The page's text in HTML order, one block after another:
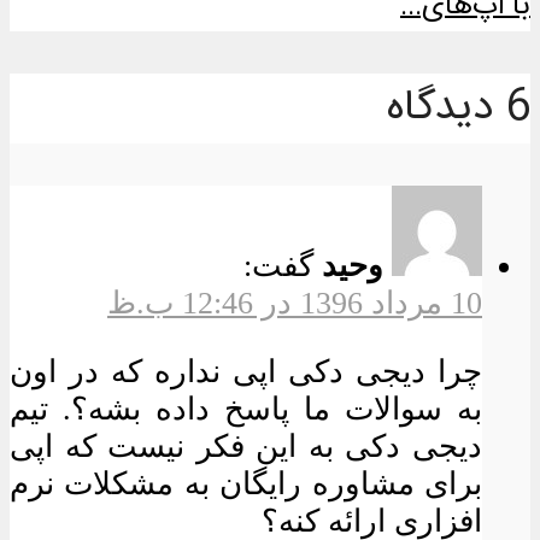
6 دیدگاه
وحید گفت:
10 مرداد 1396 در 12:46 ب.ظ
چرا دیجی دکی اپی نداره که در اون
به سوالات ما پاسخ داده بشه؟. تیم
دیجی دکی به این فکر نیست که اپی
برای مشاوره رایگان به مشکلات نرم
افزاری ارائه کنه؟